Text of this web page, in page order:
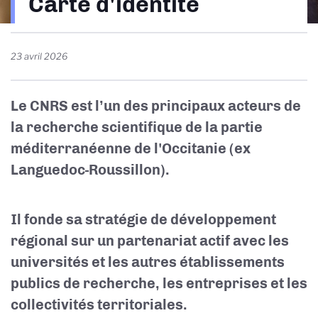
23 avril 2026
Le CNRS est l’un des principaux acteurs de
la recherche scientifique de la partie
méditerranéenne de l'Occitanie (ex
Languedoc-Roussillon).
Il fonde sa stratégie de développement
régional sur un partenariat actif avec les
universités et les autres établissements
publics de recherche, les entreprises et les
collectivités territoriales.